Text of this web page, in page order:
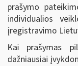
prašymo
individualios
įregistravimo
Kai prašymas
dažniausiai